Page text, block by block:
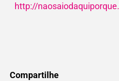
http://
Compartilhe